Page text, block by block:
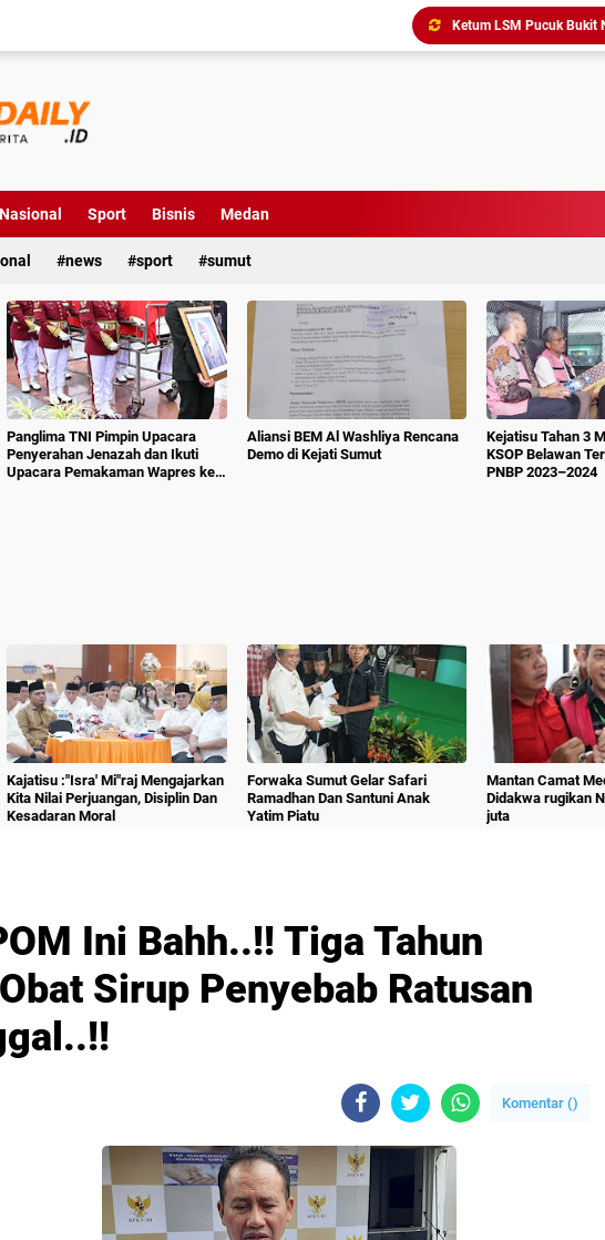
Triliunan Bantuan
Perkuat Koordinasi
Nasional Sport Bisnis Medan
news sport sumut
Panglima TNI Pimpin Upacara
Penyerahan Jenazah dan Ikuti
Upacara Pemakaman Wapres ke-
Aliansi BEM Al Washliya Rencana
Demo di Kejati Sumut
Kejatisu Tahan 3
KSOP Belawan
PNBP 2023–2024
Kajatisu :"Isra' Mi"raj Mengajarkan
Kita Nilai Perjuangan, Disiplin Dan
Kesadaran Moral
Forwaka Sumut Gelar Safari
Ramadhan Dan Santuni Anak
Yatim Piatu
Mantan Camat
Didakwa rugikan
juta
Ini Bahh..!! Tiga Tahun
Sirup Penyebab Ratusan
Komentar ()